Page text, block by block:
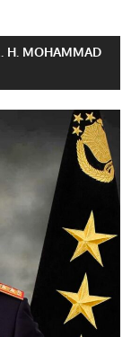
H. MOHAMMAD